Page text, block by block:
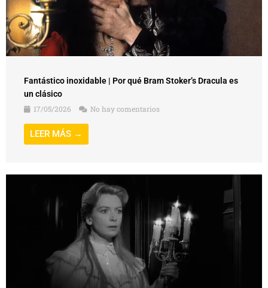
Fantástico inoxidable | Por qué Bram Stoker’s Dracula es
un clásico
17/05/2026
No hay comentarios
LEER MÁS →